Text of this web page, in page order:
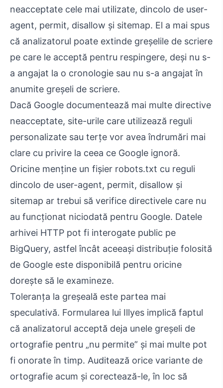
neacceptate cele mai utilizate, dincolo de user-
agent, permit, disallow și sitemap. El a mai spus
că analizatorul poate extinde greșelile de scriere
pe care le acceptă pentru respingere, deși nu s-
a angajat la o cronologie sau nu s-a angajat în
anumite greșeli de scriere.
Dacă Google documentează mai multe directive
neacceptate, site-urile care utilizează reguli
personalizate sau terțe vor avea îndrumări mai
clare cu privire la ceea ce Google ignoră.
Oricine menține un fișier robots.txt cu reguli
dincolo de user-agent, permit, disallow și
sitemap ar trebui să verifice directivele care nu
au funcționat niciodată pentru Google. Datele
arhivei HTTP pot fi interogate public pe
BigQuery, astfel încât aceeași distribuție folosită
de Google este disponibilă pentru oricine
dorește să le examineze.
Toleranța la greșeală este partea mai
speculativă. Formularea lui Illyes implică faptul
că analizatorul acceptă deja unele greșeli de
ortografie pentru „nu permite” și mai multe pot
fi onorate în timp. Auditează orice variante de
ortografie acum și corectează-le, în loc să